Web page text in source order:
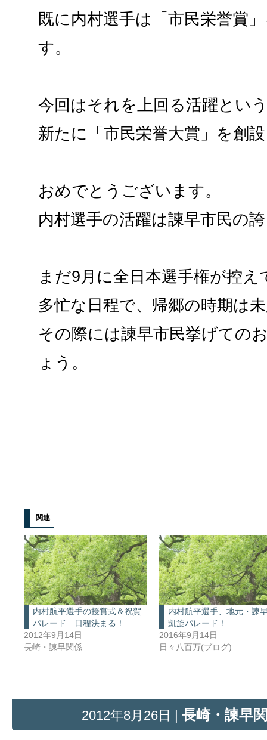
既に内村選手は「市民栄誉賞
す。
今回はそれを上回る活躍とい
新たに「市民栄誉大賞」を創
おめでとうございます。
内村選手の活躍は諫早市民の
まだ9月に全日本選手権が控え
多忙な日程で、帰郷の時期は
その際には諫早市民挙げての
ょう。
関連
内村航平選手の授賞式＆祝賀
パレード 日程決まる！
2012年9月14日
長崎・諫早関係
内村航平選手、地元・諫
凱旋パレード！
2016年9月14日
日々八百万(ブログ)
2012年8月26日 | 長崎・諫早